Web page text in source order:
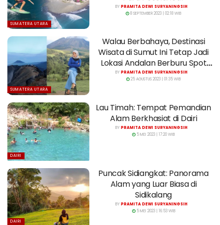
SUMATERA UTARA
BYPRAMITA DEWI SURYANINGSIH
8 SEPTEMBER 2023 | 02:18 WIB
SUMATERA UTARA
Walau Berbahaya, Destinasi
Wisata di Sumut Ini Tetap Jadi
Lokasi Andalan Berburu Spot
Foto
BYPRAMITA DEWI SURYANINGSIH
25 AGUSTUS 2023 | 01:35 WIB
DAIRI
Lau Timah: Tempat Pemandian
Alam Berkhasiat di Dairi
BYPRAMITA DEWI SURYANINGSIH
5 MEI 2023 | 17:20 WIB
DAIRI
Puncak Sidiangkat: Panorama
Alam yang Luar Biasa di
Sidikalang
BYPRAMITA DEWI SURYANINGSIH
5 MEI 2023 | 16:53 WIB